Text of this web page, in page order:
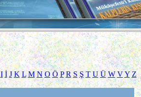
I İ J K L M N O Ö P R S Ş T U Ü W V Y Z